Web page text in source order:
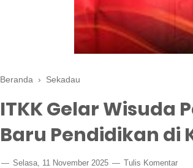
Beranda › Sekadau
ITKK Gelar Wisuda
Baru Pendidikan di
Selasa, 11 November 2025 Tulis Komentar